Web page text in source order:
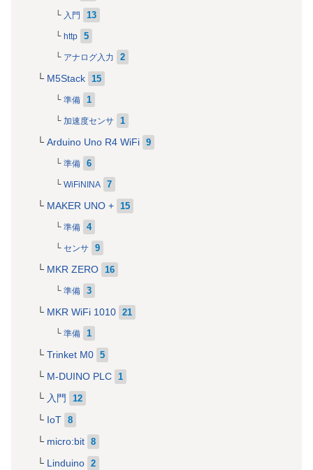
入門 13
http 5
アナログ入力 2
M5Stack 15
準備 1
加速度センサ 1
Arduino Uno R4 WiFi 9
準備 6
WiFiNINA 7
MAKER UNO + 15
準備 4
センサ 9
MKR ZERO 16
準備 3
MKR WiFi 1010 21
準備 1
Trinket M0 5
M-DUINO PLC 1
入門 12
IoT 8
micro:bit 8
Linduino 2